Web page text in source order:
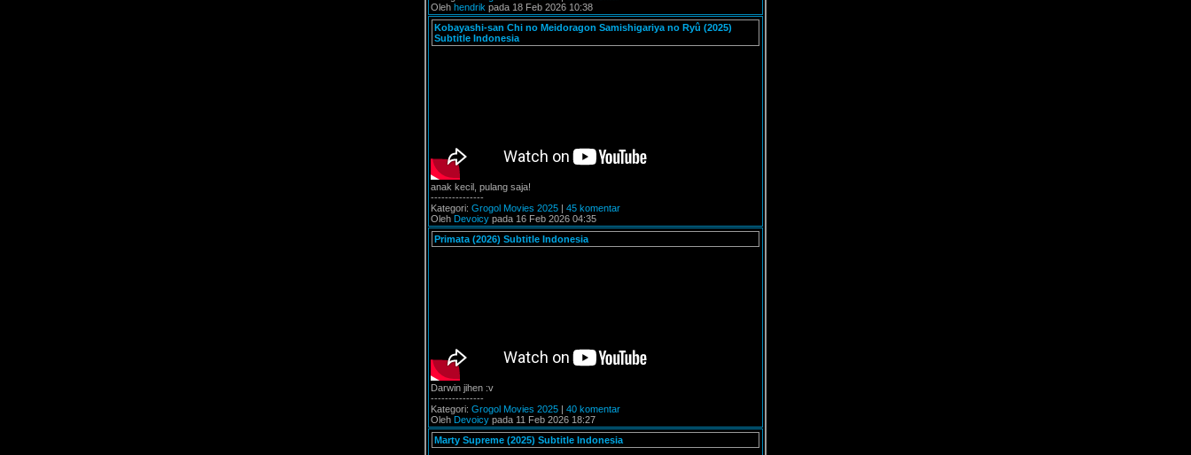
Oleh hendrik pada 18 Feb 2026 10:38
Kobayashi-san Chi no Meidoragon Samishigariya no Ryû (2025)
Subtitle Indonesia
anak kecil, pulang saja!
---------------
Kategori: Grogol Movies 2025 | 45 komentar
Oleh Devoicy pada 16 Feb 2026 04:35
Primata (2026) Subtitle Indonesia
Darwin jihen :v
---------------
Kategori: Grogol Movies 2025 | 40 komentar
Oleh Devoicy pada 11 Feb 2026 18:27
Marty Supreme (2025) Subtitle Indonesia